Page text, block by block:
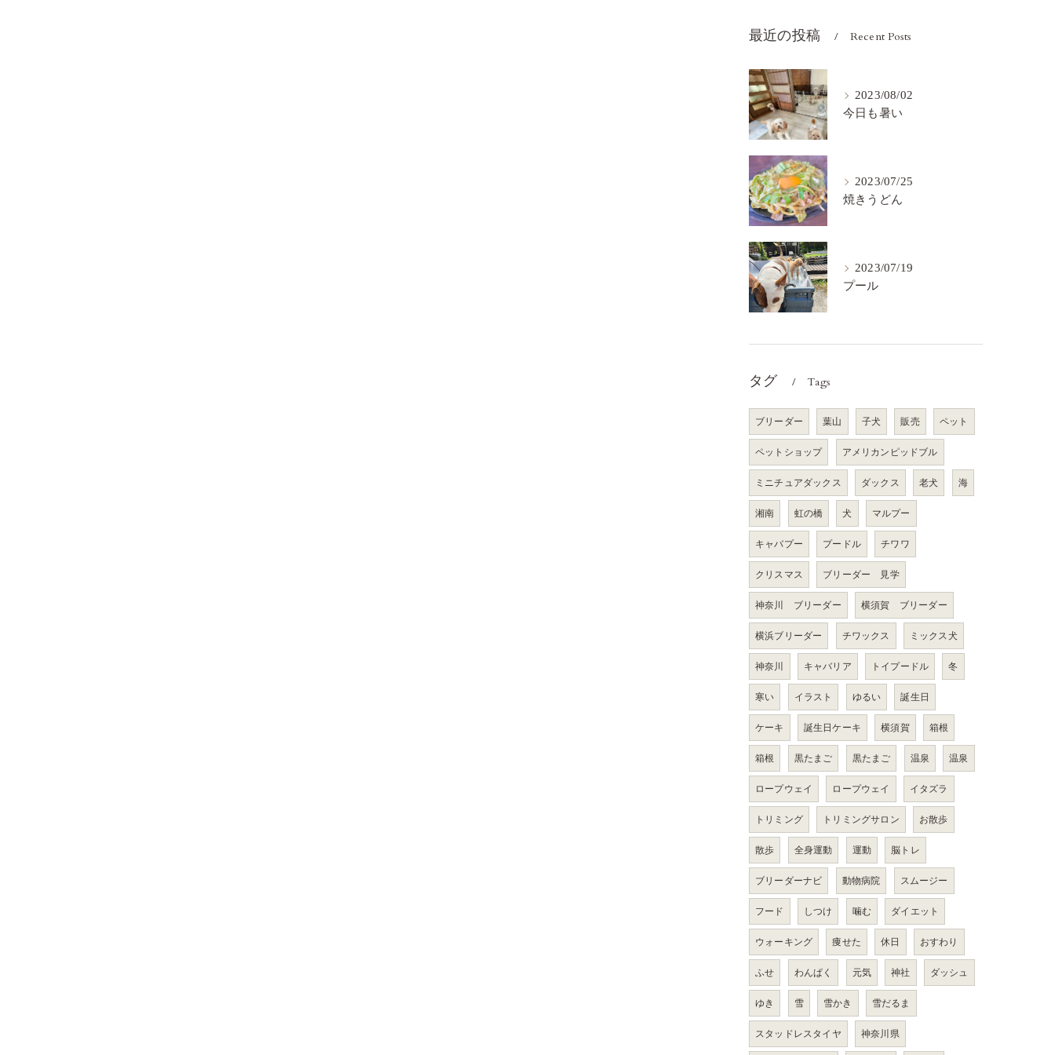
最近の投稿 Recent Posts
2023/08/02
今日も暑い
2023/07/25
焼きうどん
2023/07/19
プール
タグ Tags
ブリーダー 葉山 子犬 販売 ペット
ペットショップ アメリカンピッドブル
ミニチュアダックス ダックス 老犬 海
湘南 虹の橋 犬 マルプー
キャバプー プードル チワワ
クリスマス ブリーダー 見学
神奈川 ブリーダー 横須賀 ブリーダー
横浜ブリーダー チワックス ミックス犬
神奈川 キャバリア トイプードル 冬
寒い イラスト ゆるい 誕生日
ケーキ 誕生日ケーキ 横須賀 箱根
箱根 黒たまご 黒たまご 温泉 温泉
ロープウェイ ロープウェイ イタズラ
トリミング トリミングサロン お散歩
散歩 全身運動 運動 脳トレ
ブリーダーナビ 動物病院 スムージー
フード しつけ 噛む ダイエット
ウォーキング 痩せた 休日 おすわり
ふせ わんぱく 元気 神社 ダッシュ
ゆき 雪 雪かき 雪だるま
スタッドレスタイヤ 神奈川県